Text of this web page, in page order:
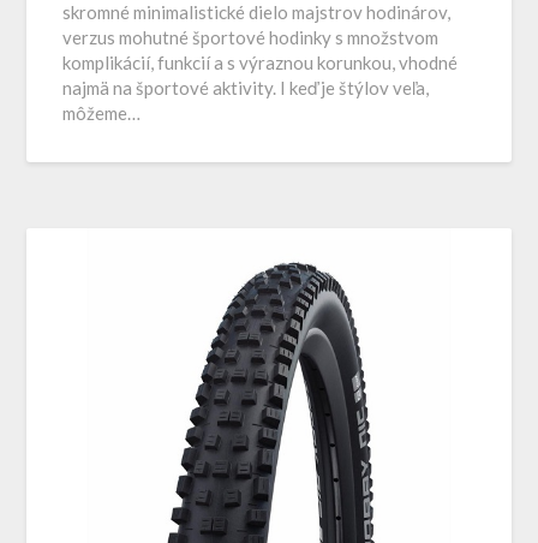
skromné minimalistické dielo majstrov hodinárov,
verzus mohutné športové hodinky s množstvom
komplikácií, funkcií a s výraznou korunkou, vhodné
najmä na športové aktivity. I keď je štýlov veľa,
môžeme…